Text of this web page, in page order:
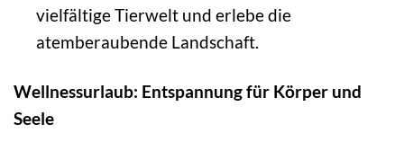
vielfältige Tierwelt und erlebe die
atemberaubende Landschaft.
Wellnessurlaub: Entspannung für Körper und
Seele